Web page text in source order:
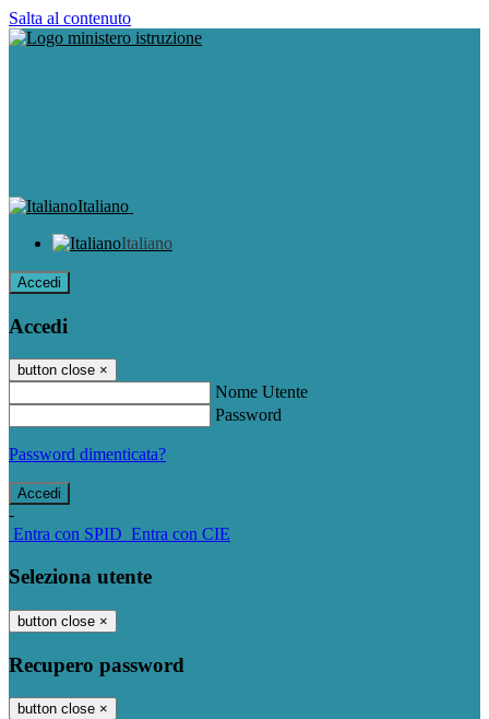
Salta al contenuto
Italiano
Italiano
Accedi
Accedi
button close ×
Nome Utente
Password
Password dimenticata?
-
Entra con SPID Entra con CIE
Seleziona utente
button close ×
Recupero password
button close ×